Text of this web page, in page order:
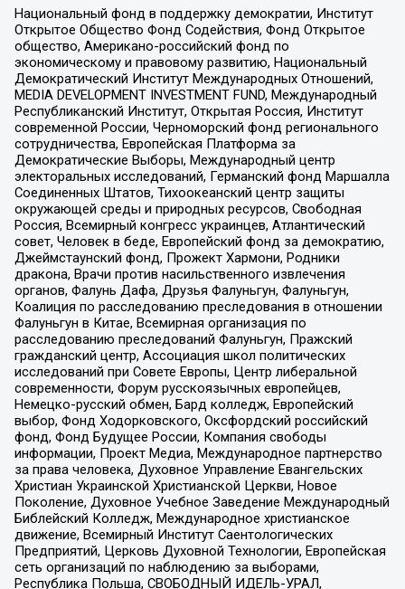
Национальный фонд в поддержку демократии, Институт
Открытое Общество Фонд Содействия, Фонд Открытое
общество, Американо-российский фонд по
экономическому и правовому развитию, Национальный
Демократический Институт Международных Отношений,
MEDIA DEVELOPMENT INVESTMENT FUND, Международный
Республиканский Институт, Открытая Россия, Институт
современной России, Черноморский фонд регионального
сотрудничества, Европейская Платформа за
Демократические Выборы, Международный центр
электоральных исследований, Германский фонд Маршалла
Соединенных Штатов, Тихоокеанский центр защиты
окружающей среды и природных ресурсов, Свободная
Россия, Всемирный конгресс украинцев, Атлантический
совет, Человек в беде, Европейский фонд за демократию,
Джеймстаунский фонд, Прожект Хармони, Родники
дракона, Врачи против насильственного извлечения
органов, Фалунь Дафа, Друзья Фалуньгун, Фалуньгун,
Коалиция по расследованию преследования в отношении
Фалуньгун в Китае, Всемирная организация по
расследованию преследований Фалуньгун, Пражский
гражданский центр, Ассоциация школ политических
исследований при Совете Европы, Центр либеральной
современности, Форум русскоязычных европейцев,
Немецко-русский обмен, Бард колледж, Европейский
выбор, Фонд Ходорковского, Оксфордский российский
фонд, Фонд Будущее России, Компания свободы
информации, Проект Медиа, Международное партнерство
за права человека, Духовное Управление Евангельских
Христиан Украинской Христианской Церкви, Новое
Поколение, Духовное Учебное Заведение Международный
Библейский Колледж, Международное христианское
движение, Всемирный Институт Саентологических
Предприятий, Церковь Духовной Технологии, Европейская
сеть организаций по наблюдению за выборами,
Республика Польша, СВОБОДНЫЙ ИДЕЛЬ-УРАЛ,